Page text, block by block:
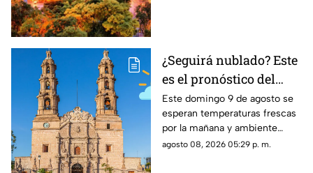
¿Seguirá nublado? Este
es el pronóstico del
clima en
Aguascalientes HOY
domingo 9 de agosto
Este domingo 9 de agosto se
esperan temperaturas frescas
por la mañana y ambiente
cálido por la tarde; el clima en
agosto 08, 2026 05:29 p. m.